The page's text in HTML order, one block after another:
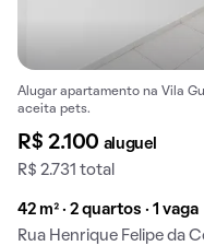
Alugar apartamento na Vila
aceita pets.
R$ 2.100 aluguel
R$ 2.731 total
42 m² · 2 quartos · 1 vaga
Rua Henrique Felipe da